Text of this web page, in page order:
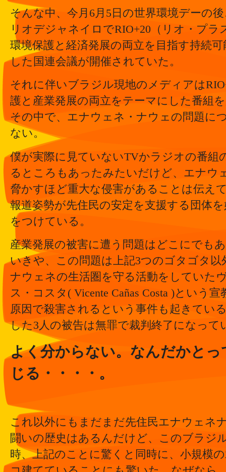
そんな中、今月6月5日の世界環境デーの
リオデジャネイロでRIO+20（リオ・プラ
環境保護と経済発展の両立を目指す持続
した国連会議が開催されていた。
それに伴いブラジル現地のメディアは
護と産業発展の両立をテーマにした番組
その中で、エナウェネ・ナウェの問題に
ない。
僕が実際に見ていないTVかラジオの番組
るところもあったみたいだけど、エナウ
脅かすほど重大な侵害があることは伝え
報道姿勢が先住民の安定を支援する団体
をつけている。
産業発展の被害に遭う問題はどこにでも
いきや、この問題は上記3つのゴタゴタ以
ナウェネの生活圏を守る活動をしていた
ス・コスタ( Vicente Cañas Costa )という
原因で殺害されるという事件も起きてい
した3人の被告は無罪で裁判終了になって
よく分からない。なんだかとっ
じる・・・・。
これ以外にもまだまだ先住民エナウェネ
闘いの歴史はあるんだけど、このブラジ
時、上記のことに驚くと同時に、小規模